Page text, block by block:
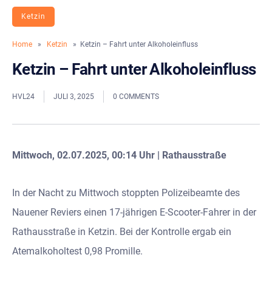
Ketzin
Home » Ketzin » Ketzin – Fahrt unter Alkoholeinfluss
Ketzin – Fahrt unter Alkoholeinfluss
HVL24 JULI 3, 2025 0 COMMENTS
Mittwoch, 02.07.2025, 00:14 Uhr | Rathausstraße
In der Nacht zu Mittwoch stoppten Polizeibeamte des
Nauener Reviers einen 17-jährigen E-Scooter-Fahrer in der
Rathausstraße in Ketzin. Bei der Kontrolle ergab ein
Atemalkoholtest 0,98 Promille.